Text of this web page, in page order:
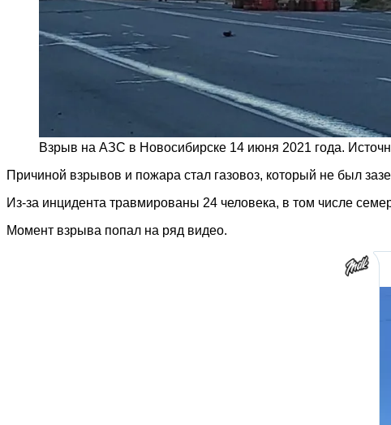
Взрыв на АЗС в Новосибирске 14 июня 2021 года.
Причиной взрывов и пожара стал газовоз, который не был
Из-за инцидента травмированы 24 человека, в том числе
Момент взрыва попал на ряд видео.